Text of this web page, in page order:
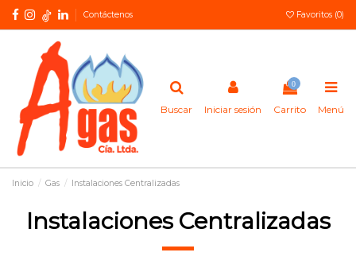
Contáctenos Favoritos (0)
Buscar Iniciar sesión
0
Carrito Menú
Inicio Gas Instalaciones Centralizadas
Instalaciones Centralizadas